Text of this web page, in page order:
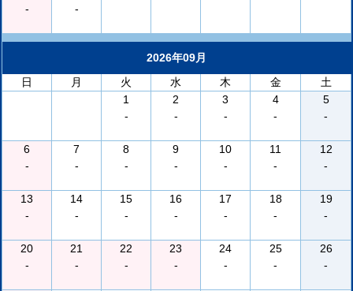
-
-
2026年09月
日
月 火 水 木 金
土
1
-
2
-
3
-
4
-
5
-
6
-
7
-
8
-
9
-
10
-
11
-
12
-
13
-
14
-
15
-
16
-
17
-
18
-
19
-
20
-
21
-
22
-
23
-
24
-
25
-
26
-